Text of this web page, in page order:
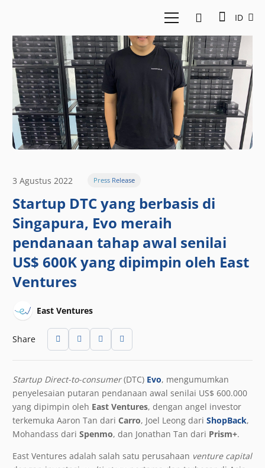
ID
3 Agustus 2022 Press Release
Startup DTC yang berbasis di
Singapura, Evo meraih
pendanaan tahap awal senilai
US$ 600K yang dipimpin oleh East
Ventures
East Ventures
Share
Startup Direct-to-consumer(DTC) Evo, mengumumkan
penyelesaian putaran pendanaan awal senilai US$ 600.000
yang dipimpin oleh East Ventures, dengan angel investor
terkemuka Aaron Tan dari Carro, Joel Leong dari ShopBack,
Mohandass dari Spenmo, dan Jonathan Tan dari Prism+.
East Ventures adalah salah satu perusahaan venture capital